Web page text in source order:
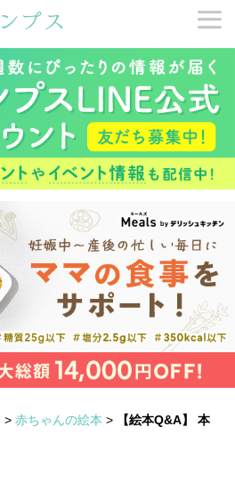
> 赤ちゃんの絵本 >
【絵本Q&A】 本